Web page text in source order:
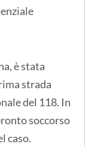
è stata
strada
del 118. In
soccorso
caso.